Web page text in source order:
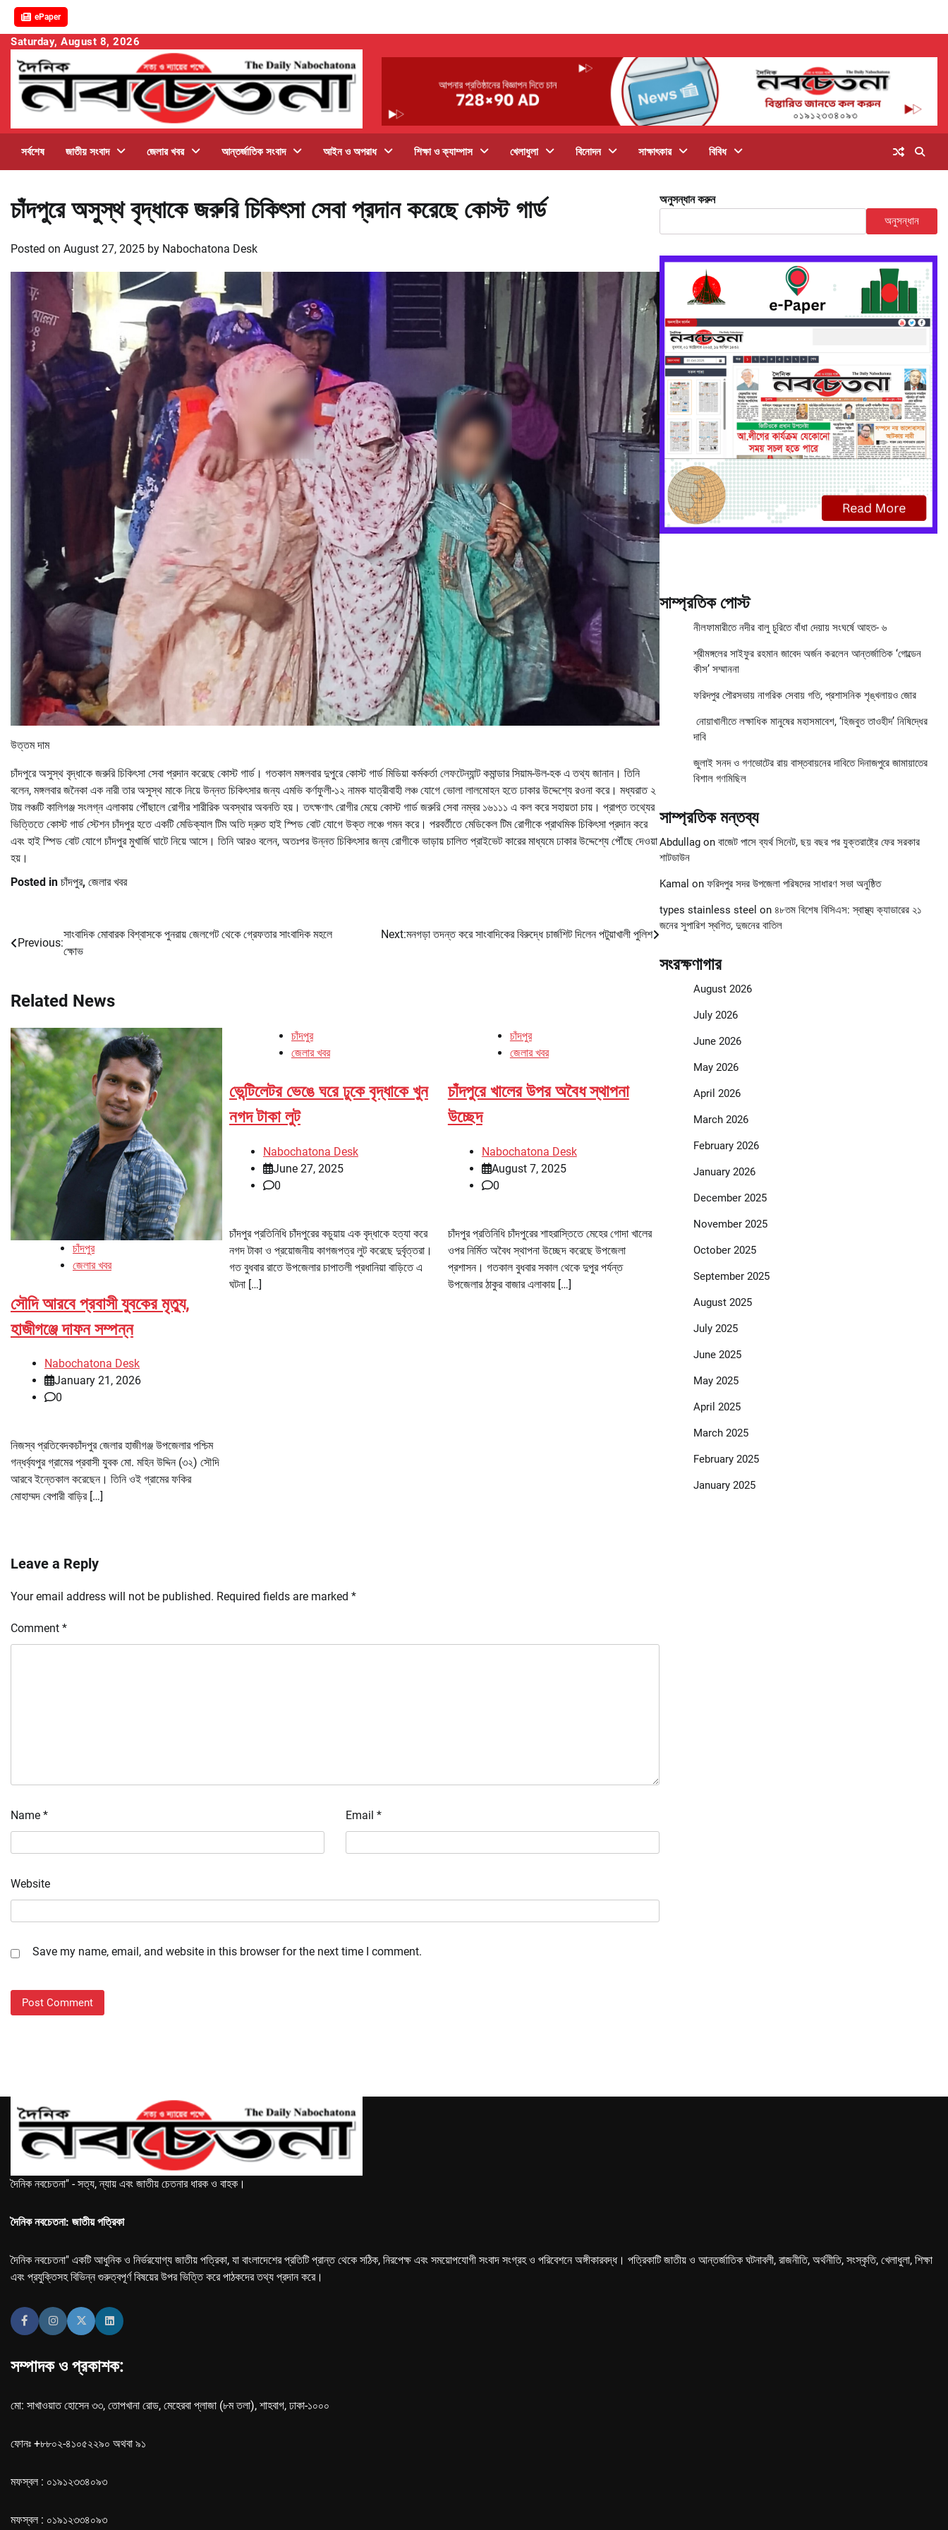
ePaper
Skip
content
Saturday, August 8, 2026
সর্বশেষ জাতীয় সংবাদ জেলার খবর আন্তর্জাতিক সংবাদ আইন ও অপরাধ শিক্ষা ও ক্যাম্পাস খেলাধুলা বিনোদন সাক্ষাৎকার বিবিধ
চাঁদপুরে অসুস্থ বৃদ্ধাকে জরুরি চিকিৎসা সেবা প্রদান করেছে কোস্ট গার্ড
Posted on August 27, 2025 by Nabochatona Desk
উত্তম দাম
চাঁদপুরে অসুস্থ বৃদ্ধাকে জরুরি চিকিৎসা সেবা প্রদান করেছে কোস্ট গার্ড। গতকাল মঙ্গলবার দুপুরে কোস্ট গার্ড মিডিয়া কর্মকর্তা লেফটেন্যান্ট কমান্ডার সিয়াম-উল-হক এ তথ্য জানান। তিনি
বলেন, মঙ্গলবার জনৈকা এক নারী তার অসুস্থ মাকে নিয়ে উন্নত চিকিৎসার জন্য এমভি কর্ণফুলী-১২ নামক যাত্রীবাহী লঞ্চ যোগে ভোলা লালমোহন হতে ঢাকার উদ্দেশ্যে রওনা করে। মধ্যরাত ২
টায় লঞ্চটি কালিগঞ্জ সংলগ্ন এলাকায় পৌঁছালে রোগীর শারীরিক অবস্থার অবনতি হয়। তৎক্ষণাৎ রোগীর মেয়ে কোস্ট গার্ড জরুরি সেবা নম্বর ১৬১১১ এ কল করে সহায়তা চায়। প্রাপ্ত তথ্যের
ভিত্তিতে কোস্ট গার্ড স্টেশন চাঁদপুর হতে একটি মেডিক্যাল টিম অতি দ্রুত হাই স্পিড বোট যোগে উক্ত লঞ্চে গমন করে। পরবর্তীতে মেডিকেল টিম রোগীকে প্রাথমিক চিকিৎসা প্রদান করে
এবং হাই স্পিড বোট যোগে চাঁদপুর মুখার্জি ঘাটে নিয়ে আসে। তিনি আরও বলেন, অতঃপর উন্নত চিকিৎসার জন্য রোগীকে ভাড়ায় চালিত প্রাইভেট কারের মাধ্যমে ঢাকার উদ্দেশ্যে পৌঁছে দেওয়া
হয়।
Posted in চাঁদপুর, জেলার খবর
Post
Previous:
সাংবাদিক মোবারক বিশ্বাসকে পুনরায় জেলগেট থেকে গ্রেফতার সাংবাদিক মহলে
ক্ষোভ
Next:মনগড়া তদন্ত করে সাংবাদিকের বিরুদ্ধে চার্জশিট দিলেন পটুয়াখালী পুলিশ
Related News
চাঁদপুর
জেলার খবর
সৌদি আরবে প্রবাসী যুবকের মৃত্যু,
হাজীগঞ্জে দাফন সম্পন্ন
Nabochatona Desk
January 21, 2026
0
নিজস্ব প্রতিবেদকচাঁদপুর জেলার হাজীগঞ্জ উপজেলার পশ্চিম
গন্ধর্ব্যপুর গ্রামের প্রবাসী যুবক মো. মহিন উদ্দিন (৩২) সৌদি
আরবে ইন্তেকাল করেছেন। তিনি ওই গ্রামের ফকির
মোহাম্মদ বেপারী বাড়ির […]
চাঁদপুর
জেলার খবর
ভেন্টিলেটর ভেঙে ঘরে ঢুকে বৃদ্ধাকে খুন
নগদ টাকা লুট
Nabochatona Desk
June 27, 2025
0
চাঁদপুর প্রতিনিধি চাঁদপুরের কচুয়ায় এক বৃদ্ধাকে হত্যা করে
নগদ টাকা ও প্রয়োজনীয় কাগজপত্র লুট করেছে দুর্বৃত্তরা।
গত বুধবার রাতে উপজেলার চাপাতলী প্রধানিয়া বাড়িতে এ
ঘটনা […]
চাঁদপুর
জেলার খবর
চাঁদপুরে খালের উপর অবৈধ স্থাপনা
উচ্ছেদ
Nabochatona Desk
August 7, 2025
0
চাঁদপুর প্রতিনিধি চাঁদপুরের শাহরাস্তিতে মেহের গোদা খালের
ওপর নির্মিত অবৈধ স্থাপনা উচ্ছেদ করেছে উপজেলা
প্রশাসন। গতকাল বুধবার সকাল থেকে দুপুর পর্যন্ত
উপজেলার ঠাকুর বাজার এলাকায় […]
Leave a Reply
Your email address will not be published. Required fields are marked *
Comment *
Name * Email *
Website
Save my name, email, and website in this browser for the next time I comment.
অনুসন্ধান করুন
অনুসন্ধান
সাম্প্রতিক পোস্ট
নীলফামারীতে নদীর বালু চুরিতে বাঁধা দেয়ায় সংঘর্ষে আহত- ৬
শ্রীমঙ্গলের সাইফুর রহমান জাবেদ অর্জন করলেন আন্তর্জাতিক ‘গোল্ডেন
কীস’ সম্মাননা
ফরিদপুর পৌরসভায় নাগরিক সেবায় গতি, প্রশাসনিক শৃঙ্খলায়ও জোর
নোয়াখালীতে লক্ষাধিক মানুষের মহাসমাবেশ, ‘হিজবুত তাওহীদ’ নিষিদ্ধের
দাবি
জুলাই সনদ ও গণভোটের রায় বাস্তবায়নের দাবিতে দিনাজপুরে জামায়াতের
বিশাল গণমিছিল
সাম্প্রতিক মন্তব্য
Abdullagon বাজেট পাসে ব্যর্থ সিনেট, ছয় বছর পর যুক্তরাষ্ট্রে ফের সরকার
শাটডাউন
Kamal on ফরিদপুর সদর উপজেলা পরিষদের সাধারণ সভা অনুষ্ঠিত
types stainless steel on ৪৮তম বিশেষ বিসিএস: স্বাস্থ্য ক্যাডারের ২১
জনের সুপারিশ স্থগিত, দুজনের বাতিল
সংরক্ষণাগার
August 2026
July 2026
June 2026
May 2026
April 2026
March 2026
February 2026
January 2026
December 2025
November 2025
October 2025
September 2025
August 2025
July 2025
June 2025
May 2025
April 2025
March 2025
February 2025
January 2025
দৈনিক নবচেতনা" - সত্য, ন্যায় এবং জাতীয় চেতনার ধারক ও বাহক।
দৈনিক নবচেতনা: জাতীয় পত্রিকা
দৈনিক নবচেতনা" একটি আধুনিক ও নির্ভরযোগ্য জাতীয় পত্রিকা, যা বাংলাদেশের প্রতিটি প্রান্ত থেকে সঠিক, নিরপেক্ষ এবং সময়োপযোগী সংবাদ সংগ্রহ ও পরিবেশনে অঙ্গীকারবদ্ধ। পত্রিকাটি জাতীয় ও আন্তর্জাতিক ঘটনাবলী, রাজনীতি, অর্থনীতি, সংস্কৃতি, খেলাধুলা, শিক্ষা
এবং প্রযুক্তিসহ বিভিন্ন গুরুত্বপূর্ণ বিষয়ের উপর ভিত্তি করে পাঠকদের তথ্য প্রদান করে।
সম্পাদক ও প্রকাশক:
মো: সাখাওয়াত হোসেন ৩৩, তোপখানা রোড, মেহেরবা প্লাজা (৮ম তলা), শাহবাগ, ঢাকা-১০০০
ফোনঃ +৮৮০২-৪১০৫২২৯০ অথবা ৯১
মফস্বল : ০১৯১২৩৩৪০৯৩
মফস্বল : ০১৯১২৩৩৪০৯৩